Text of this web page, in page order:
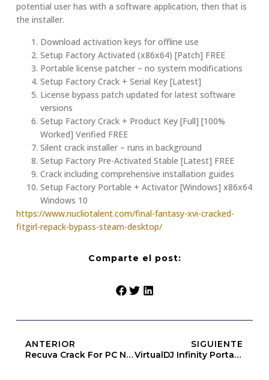
potential user has with a software application, then that is
the installer.
Download activation keys for offline use
Setup Factory Activated (x86x64) [Patch] FREE
Portable license patcher – no system modifications
Setup Factory Crack + Serial Key [Latest]
License bypass patch updated for latest software
versions
Setup Factory Crack + Product Key [Full] [100%
Worked] Verified FREE
Silent crack installer – runs in background
Setup Factory Pre-Activated Stable [Latest] FREE
Crack including comprehensive installation guides
Setup Factory Portable + Activator [Windows] x86x64
Windows 10
https://www.nucliotalent.com/final-fantasy-xvi-cracked-
fitgirl-repack-bypass-steam-desktop/
Comparte el post:
ANTERIOR
Recuva Crack For PC No Virus (x32x64) MediaFire
SIGUIENTE
VirtualDJ Infinity Portable + Keygen 100% Worked (x32x64) Windows 11 2026